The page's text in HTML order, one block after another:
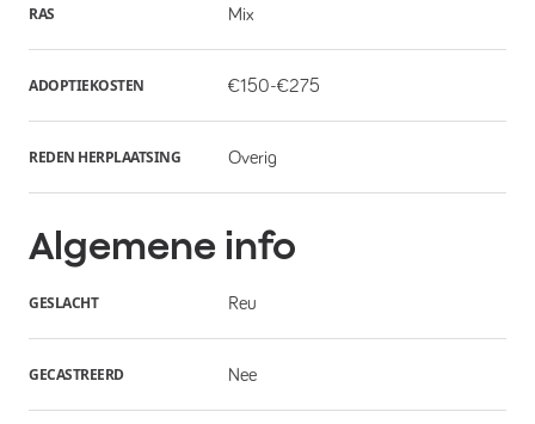
RAS Mix
ADOPTIEKOSTEN €150-€275
REDEN HERPLAATSING Overig
Algemene info
GESLACHT Reu
GECASTREERD Nee